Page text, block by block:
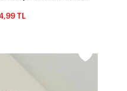
TL